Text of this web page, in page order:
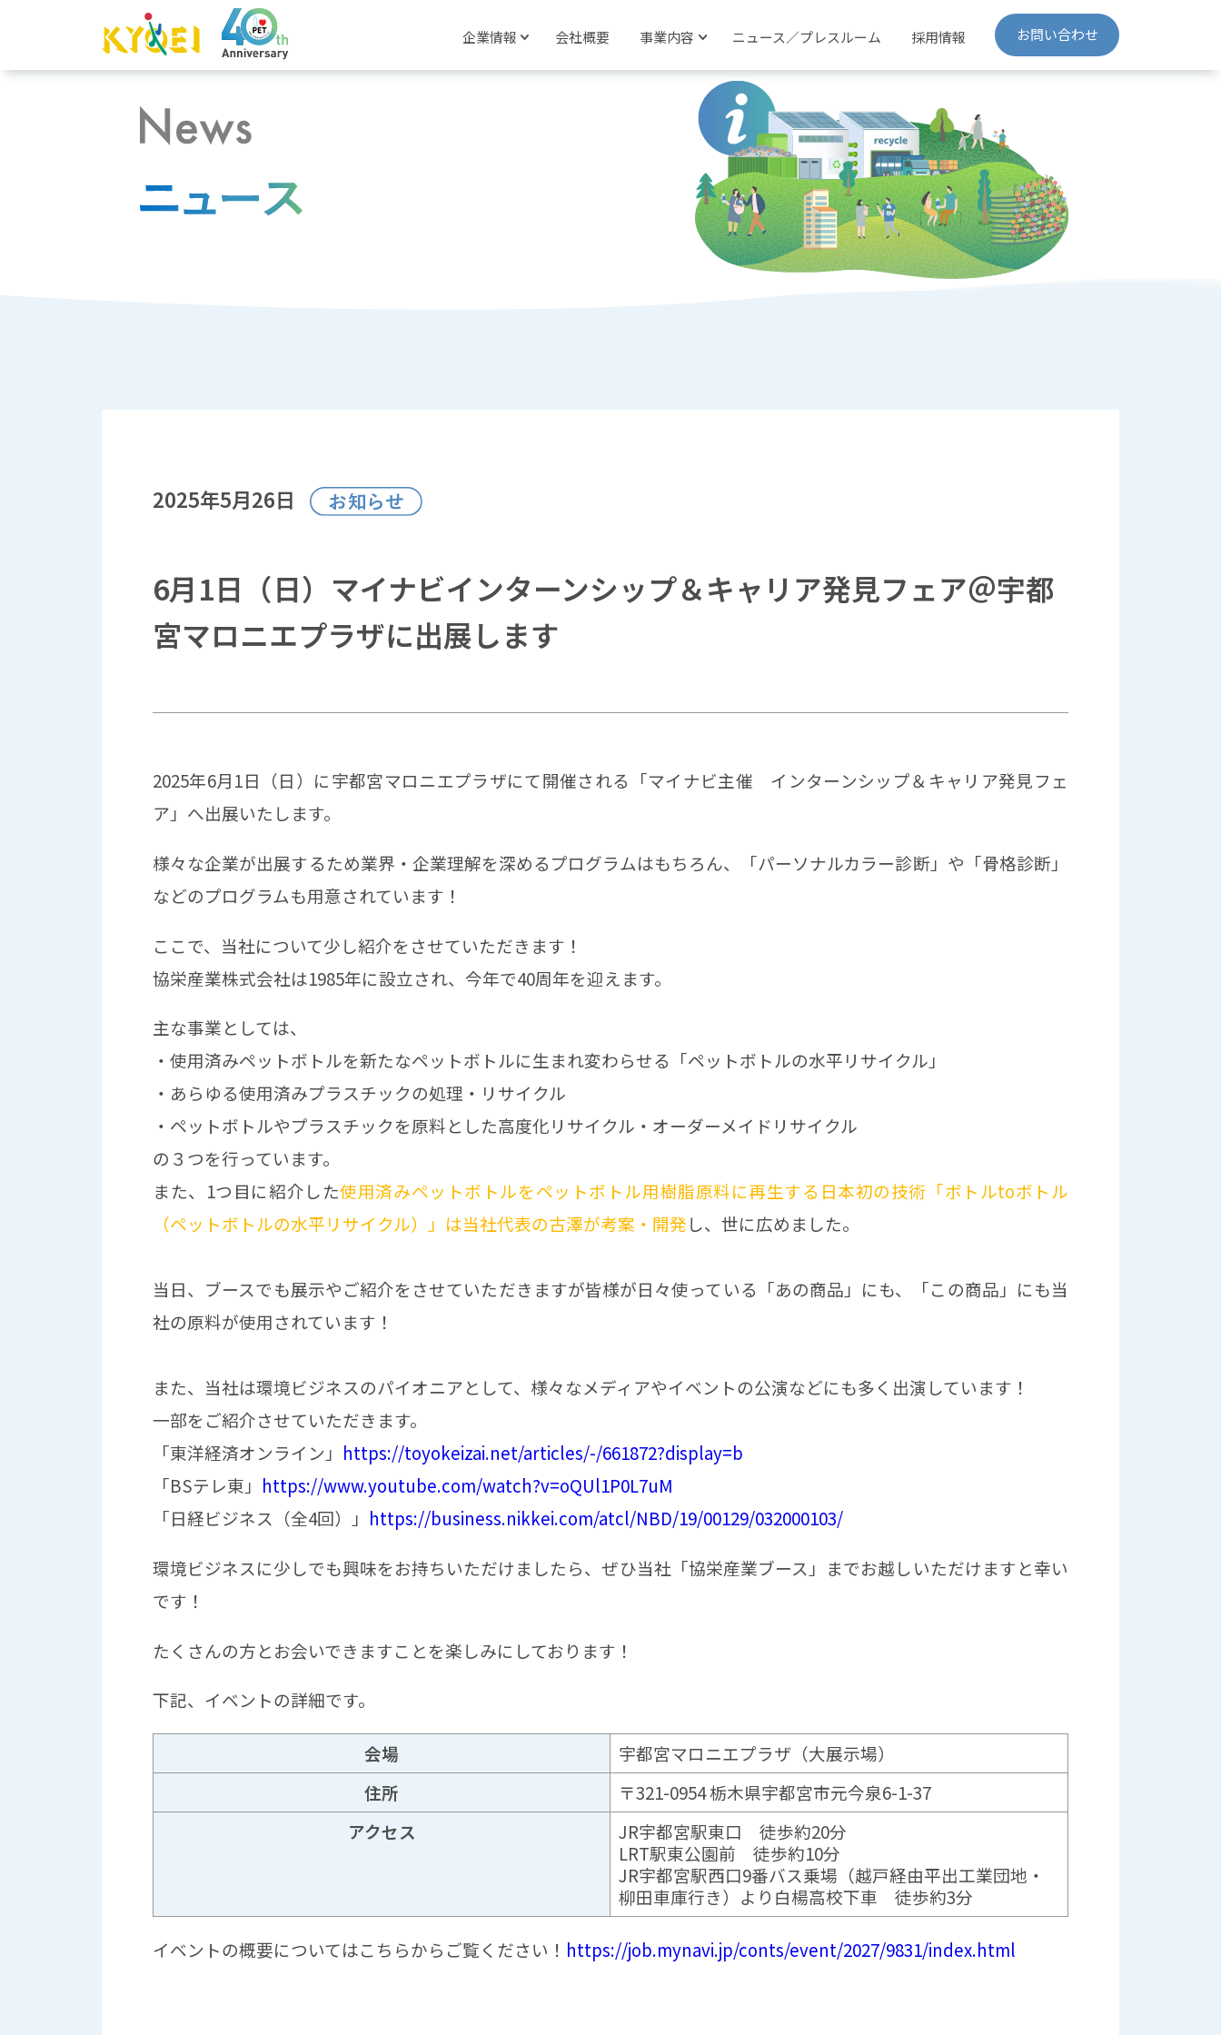
企業情報 会社概要 事業内容 ニュース／プレスルーム 採用情報 お問い合わせ
2025年5月26日
6月1日（日）マイナビインターンシップ＆キャリア発見フェア＠宇都
宮マロニエプラザに出展します
2025年6月1日（日）に宇都宮マロニエプラザにて開催される「マイナビ主催 インターンシップ＆キャリア発見フェ
ア」へ出展いたします。
様々な企業が出展するため業界・企業理解を深めるプログラムはもちろん、「パーソナルカラー診断」や「骨格診断」
などのプログラムも用意されています！
ここで、当社について少し紹介をさせていただきます！
協栄産業株式会社は1985年に設立され、今年で40周年を迎えます。
主な事業としては、
・使用済みペットボトルを新たなペットボトルに生まれ変わらせる「ペットボトルの水平リサイクル」
・あらゆる使用済みプラスチックの処理・リサイクル
・ペットボトルやプラスチックを原料とした高度化リサイクル・オーダーメイドリサイクル
の３つを行っています。
また、1つ目に紹介した使用済みペットボトルをペットボトル用樹脂原料に再生する日本初の技術「ボトルtoボトル
（ペットボトルの水平リサイクル）」は当社代表の古澤が考案・開発し、世に広めました。
当日、ブースでも展示やご紹介をさせていただきますが皆様が日々使っている「あの商品」にも、「この商品」にも当
社の原料が使用されています！
また、当社は環境ビジネスのパイオニアとして、様々なメディアやイベントの公演などにも多く出演しています！
一部をご紹介させていただきます。
「東洋経済オンライン」 https://toyokeizai.net/articles/-/661872?display=b
「BSテレ東」 https://www.youtube.com/watch?v=oQUl1P0L7uM
「日経ビジネス（全4回）」 https://business.nikkei.com/atcl/NBD/19/00129/032000103/
環境ビジネスに少しでも興味をお持ちいただけましたら、ぜひ当社「協栄産業ブース」までお越しいただけますと幸い
です！
たくさんの方とお会いできますことを楽しみにしております！
下記、イベントの詳細です。
会場
宇都宮マロニエプラザ（大展示場）
住所
〒321-0954 栃木県宇都宮市元今泉6-1-37
アクセス
JR宇都宮駅東口 徒歩約20分
LRT駅東公園前 徒歩約10分
JR宇都宮駅西口9番バス乗場（越戸経由平出工業団地・
柳田車庫行き）より白楊高校下車 徒歩約3分
イベントの概要についてはこちらからご覧ください！ https://job.mynavi.jp/conts/event/2027/9831/index.html